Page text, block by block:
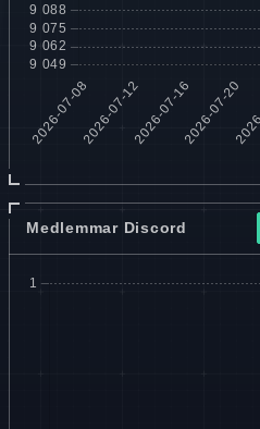
Medlemmar Discord